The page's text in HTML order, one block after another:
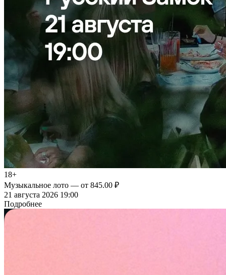
18+
Музыкальное лото — от 845.00 ₽
21 августа 2026 19:00
Подробнее